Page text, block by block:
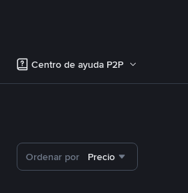
Centro de ayuda P2P
Ordenar por Precio